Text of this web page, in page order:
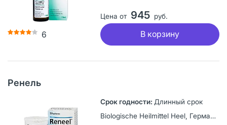
6
Цена от 945 руб.
В корзину
Ренель
Длинный срок
Biologische Heilmittel Heel, Германия